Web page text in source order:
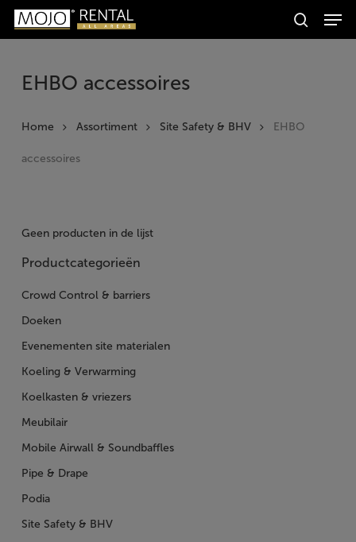
Skip
Producten
zoeken
Zoeken
EHBO accessoires
Home Assortiment Site Safety & BHV EHBO
accessoires
Geen producten in de lijst
Productcategorieën
Crowd Control & barriers
Doeken
Evenementen site materialen
Koeling & Verwarming
Koelkasten & vriezers
Meubilair
Mobile Airwall & Soundbaffles
Pipe & Drape
Podia
Site Safety & BHV